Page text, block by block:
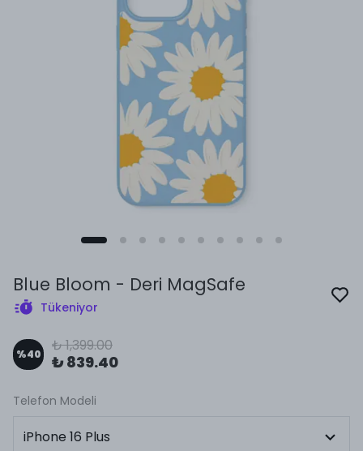
Blue Bloom - Deri MagSafe
Tükeniyor
%40 ₺ 1,399.00
₺ 839.40
Telefon Modeli